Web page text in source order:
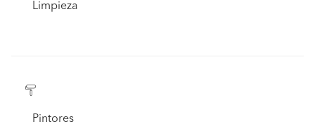
Limpieza
Pintores